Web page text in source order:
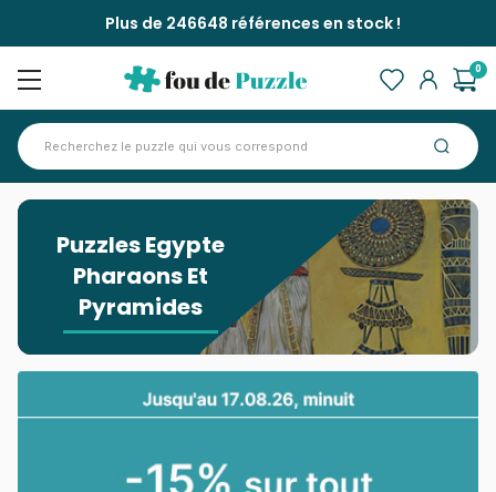
Plus de 246648 références en stock !
0
Puzzles Egypte Pharaons Et Pyramides
Puzzles Egypte
Pharaons Et
Pyramides